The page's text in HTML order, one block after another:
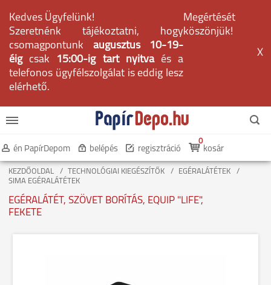
Kedves Ügyfelünk!
Szeretnénk tájékoztatni, hogy
csomagpontunk augusztus 10-19-
éig csak 15:00-ig tart nyitvaés a
telefonos ügyfélszolgálat is eddig lesz
elérhető.
Megértését
köszönjük!
X
én PapírDepom belépés regisztráció kosár
0
KEZDŐOLDAL TECHNOLÓGIAI KIEGÉSZÍTŐK
EGÉRALÁTÉTEK
SIMA EGÉRALÁTÉTEK
EGÉRALÁTÉT, SZÖVET BORÍTÁS, EQUIP "LIFE",
FEKETE